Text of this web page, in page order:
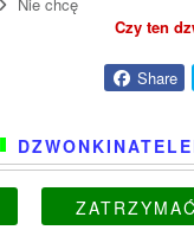
Czy ten
Share
ZATRZYMAĆ